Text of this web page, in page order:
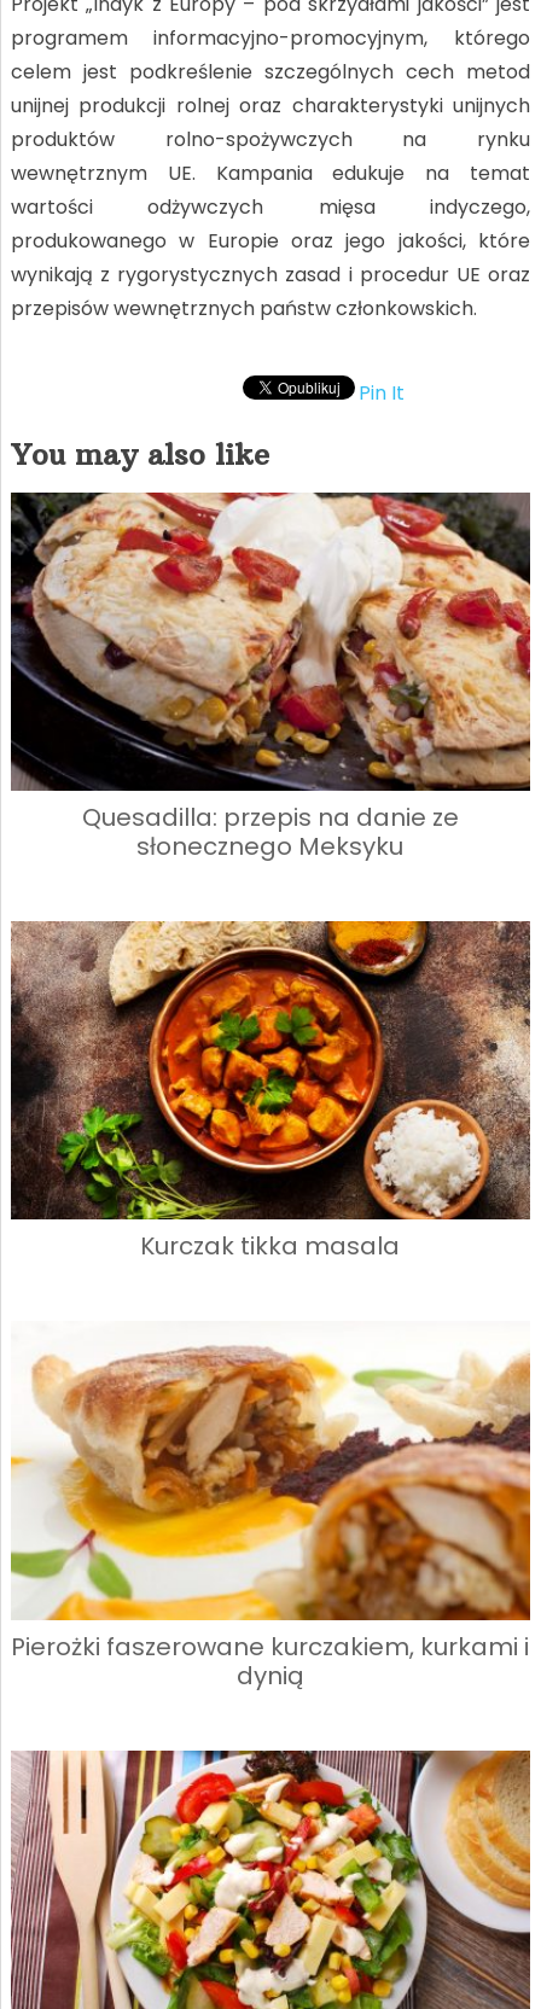
programem informacyjno-promocyjnym, którego
celem jest podkreślenie szczególnych cech metod
unijnej produkcji rolnej oraz charakterystyki unijnych
produktów rolno-spożywczych na rynku
wewnętrznym UE. Kampania edukuje na temat
wartości odżywczych mięsa indyczego,
produkowanego w Europie oraz jego jakości, które
wynikają z rygorystycznych zasad i procedur UE oraz
przepisów wewnętrznych państw członkowskich.
Pin It
You may also like
Quesadilla: przepis na danie ze
słonecznego Meksyku
Kurczak tikka masala
Pierożki faszerowane kurczakiem, kurkami i
dynią